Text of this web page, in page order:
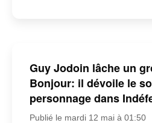
Guy Jodoin lâche un
Bonjour: il dévoile le
personnage dans
Publié le mardi 12 mai à 01:50